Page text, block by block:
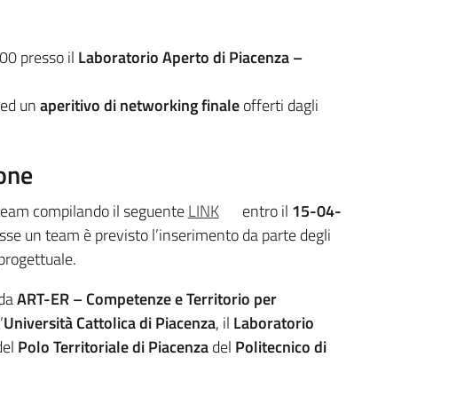
presso il Laboratorio Aperto di Piacenza –
ed unaperitivo di networking finaleofferti dagli
compilando il seguenteLINK entro il 15-04-
un team è previsto l’inserimento da parte degli
ART-ER – Competenze e Territorio per
Università Cattolica di Piacenza, il Laboratorio
Polo Territoriale di Piacenzadel Politecnico di